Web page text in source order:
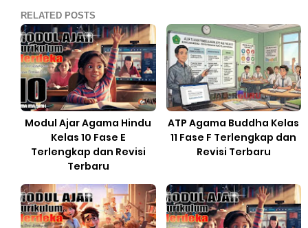
RELATED POSTS
Modul Ajar Agama Hindu
Kelas 10 Fase E
Terlengkap dan Revisi
Terbaru
ATP Agama Buddha Kelas
11 Fase F Terlengkap dan
Revisi Terbaru